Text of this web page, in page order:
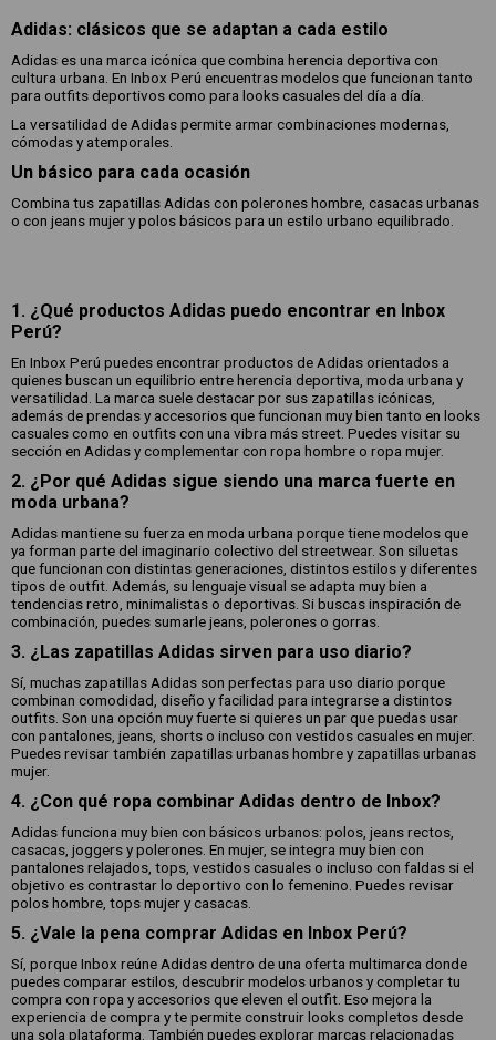
Adidas: clásicos que se adaptan a cada estilo
Adidas es una marca icónica que combina herencia deportiva con
cultura urbana. En Inbox Perú encuentras modelos que funcionan tanto
para outfits deportivos como para looks casuales del día a día.
La versatilidad de Adidas permite armar combinaciones modernas,
cómodas y atemporales.
Un básico para cada ocasión
Combina tus zapatillas Adidas con polerones hombre, casacas urbanas
o con jeans mujer y polos básicos para un estilo urbano equilibrado.
1. ¿Qué productos Adidas puedo encontrar en Inbox
Perú?
En Inbox Perú puedes encontrar productos de Adidas orientados a
quienes buscan un equilibrio entre herencia deportiva, moda urbana y
versatilidad. La marca suele destacar por sus zapatillas icónicas,
además de prendas y accesorios que funcionan muy bien tanto en looks
casuales como en outfits con una vibra más street. Puedes visitar su
sección en Adidas y complementar con ropa hombre o ropa mujer.
2. ¿Por qué Adidas sigue siendo una marca fuerte en
moda urbana?
Adidas mantiene su fuerza en moda urbana porque tiene modelos que
ya forman parte del imaginario colectivo del streetwear. Son siluetas
que funcionan con distintas generaciones, distintos estilos y diferentes
tipos de outfit. Además, su lenguaje visual se adapta muy bien a
tendencias retro, minimalistas o deportivas. Si buscas inspiración de
combinación, puedes sumarle jeans, polerones o gorras.
3. ¿Las zapatillas Adidas sirven para uso diario?
Sí, muchas zapatillas Adidas son perfectas para uso diario porque
combinan comodidad, diseño y facilidad para integrarse a distintos
outfits. Son una opción muy fuerte si quieres un par que puedas usar
con pantalones, jeans, shorts o incluso con vestidos casuales en mujer.
Puedes revisar también zapatillas urbanas hombre y zapatillas urbanas
mujer.
4. ¿Con qué ropa combinar Adidas dentro de Inbox?
Adidas funciona muy bien con básicos urbanos: polos, jeans rectos,
casacas, joggers y polerones. En mujer, se integra muy bien con
pantalones relajados, tops, vestidos casuales o incluso con faldas si el
objetivo es contrastar lo deportivo con lo femenino. Puedes revisar
polos hombre, tops mujer y casacas.
5. ¿Vale la pena comprar Adidas en Inbox Perú?
Sí, porque Inbox reúne Adidas dentro de una oferta multimarca donde
puedes comparar estilos, descubrir modelos urbanos y completar tu
compra con ropa y accesorios que eleven el outfit. Eso mejora la
experiencia de compra y te permite construir looks completos desde
una sola plataforma. También puedes explorar marcas relacionadas